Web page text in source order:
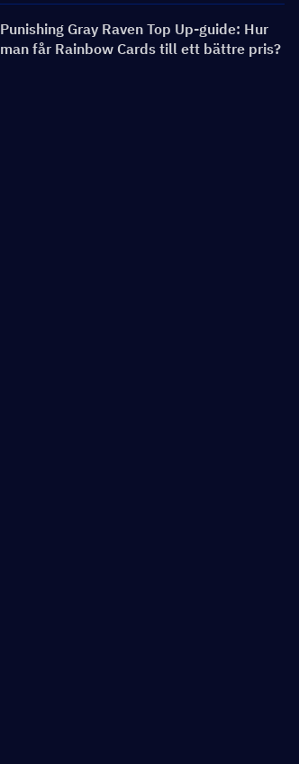
Punishing Gray Raven Top Up-guide: Hur
man får Rainbow Cards till ett bättre pris?